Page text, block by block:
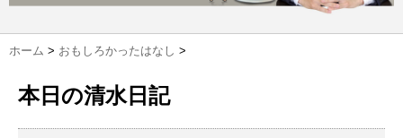
ホーム > おもしろかったはなし >
本日の清水日記